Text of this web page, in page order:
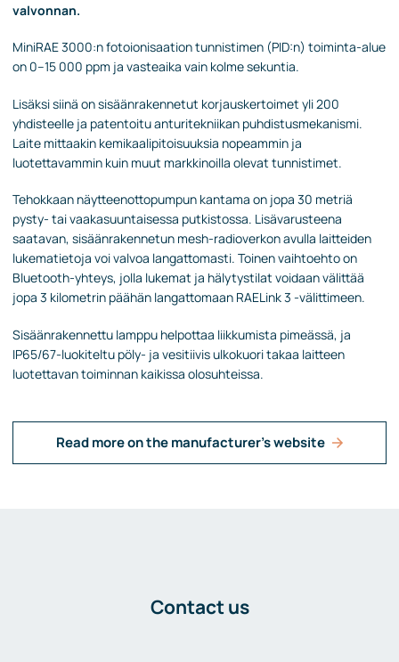
valvonnan.
MiniRAE 3000:n fotoionisaation tunnistimen (PID:n) toiminta-alue
on 0–15 000 ppm ja vasteaika vain kolme sekuntia.
Lisäksi siinä on sisäänrakennetut korjauskertoimet yli 200
yhdisteelle ja patentoitu anturitekniikan puhdistusmekanismi.
Laite mittaakin kemikaalipitoisuuksia nopeammin ja
luotettavammin kuin muut markkinoilla olevat tunnistimet.
Tehokkaan näytteenottopumpun kantama on jopa 30 metriä
pysty- tai vaakasuuntaisessa putkistossa. Lisävarusteena
saatavan, sisäänrakennetun mesh-radioverkon avulla laitteiden
lukematietoja voi valvoa langattomasti. Toinen vaihtoehto on
Bluetooth-yhteys, jolla lukemat ja hälytystilat voidaan välittää
jopa 3 kilometrin päähän langattomaan RAELink 3 -välittimeen.
Sisäänrakennettu lamppu helpottaa liikkumista pimeässä, ja
IP65/67-luokiteltu pöly- ja vesitiivis ulkokuori takaa laitteen
luotettavan toiminnan kaikissa olosuhteissa.
Read more on the manufacturer's website
Contact us